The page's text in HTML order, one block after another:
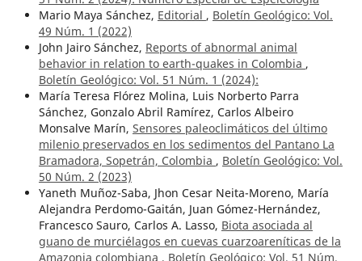
Mario Maya Sánchez, Editorial , Boletín Geológico: Vol.
49 Núm. 1 (2022)
John Jairo Sánchez, Reports of abnormal animal
behavior in relation to earth-quakes in Colombia ,
Boletín Geológico: Vol. 51 Núm. 1 (2024):
María Teresa Flórez Molina, Luis Norberto Parra
Sánchez, Gonzalo Abril Ramírez, Carlos Albeiro
Monsalve Marín, Sensores paleoclimáticos del último
milenio preservados en los sedimentos del Pantano La
Bramadora, Sopetrán, Colombia , Boletín Geológico: Vol.
50 Núm. 2 (2023)
Yaneth Muñoz-Saba, Jhon Cesar Neita-Moreno, María
Alejandra Perdomo-Gaitán, Juan Gómez-Hernández,
Francesco Sauro, Carlos A. Lasso, Biota asociada al
guano de murciélagos en cuevas cuarzoareníticas de la
Amazonia colombiana , Boletín Geológico: Vol. 51 Núm.